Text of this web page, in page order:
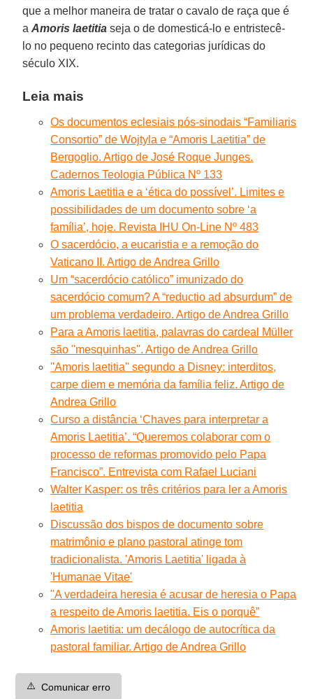
que a melhor maneira de tratar o cavalo de raça que é
aAmoris laetitia seja o de domesticá-lo e entristecê-
lo no pequeno recinto das categorias jurídicas do
século XIX.
Leia mais
Os documentos eclesiais pós-sinodais “Familiaris
Consortio” de Wojtyla e “Amoris Laetitia” de
Bergoglio. Artigo de José Roque Junges.
Cadernos Teologia Pública Nº 133
Amoris Laetitia e a ‘ética do possível’. Limites e
possibilidades de um documento sobre ‘a
família’, hoje. Revista IHU On-Line Nº 483
O sacerdócio, a eucaristia e a remoção do
Vaticano II. Artigo de Andrea Grillo
Um “sacerdócio católico” imunizado do
sacerdócio comum? A “reductio ad absurdum” de
um problema verdadeiro. Artigo de Andrea Grillo
Para a Amoris laetitia, palavras do cardeal Müller
são ''mesquinhas''. Artigo de Andrea Grillo
''Amoris laetitia'' segundo a Disney: interditos,
carpe diem e memória da família feliz. Artigo de
Andrea Grillo
Curso a distância ‘Chaves para interpretar a
Amoris Laetitia’. “Queremos colaborar com o
processo de reformas promovido pelo Papa
Francisco”. Entrevista com Rafael Luciani
Walter Kasper: os três critérios para ler a Amoris
laetitia
Discussão dos bispos de documento sobre
matrimônio e plano pastoral atinge tom
tradicionalista. 'Amoris Laetitia' ligada à
'Humanae Vitae'
"A verdadeira heresia é acusar de heresia o Papa
a respeito de Amoris laetitia. Eis o porquê”
Amoris laetitia: um decálogo de autocrítica da
pastoral familiar. Artigo de Andrea Grillo
⚠️ Comunicar erro